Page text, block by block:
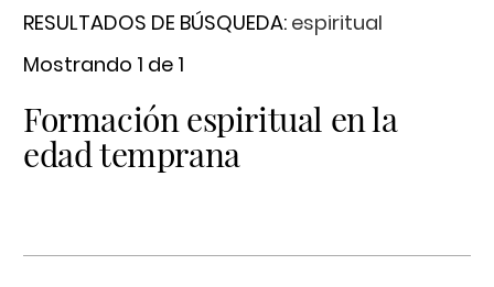
RESULTADOS DE BÚSQUEDA: espiritual
Mostrando 1 de 1
Formación espiritual en la
edad temprana